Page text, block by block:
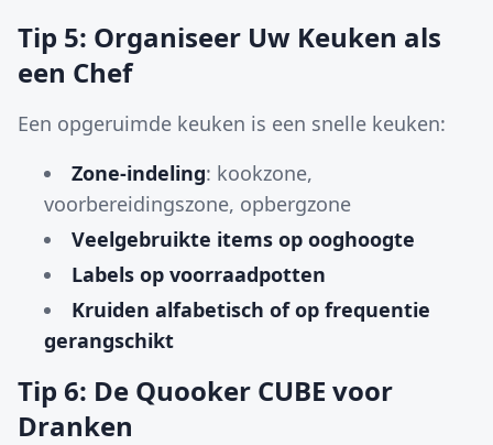
Tip 5: Organiseer Uw Keuken als
een Chef
Een opgeruimde keuken is een snelle keuken:
Zone-indeling: kookzone,
voorbereidingszone, opbergzone
Veelgebruikte items op ooghoogte
Labels op voorraadpotten
Kruiden alfabetisch of op frequentie
gerangschikt
Tip 6: De Quooker CUBE voor
Dranken